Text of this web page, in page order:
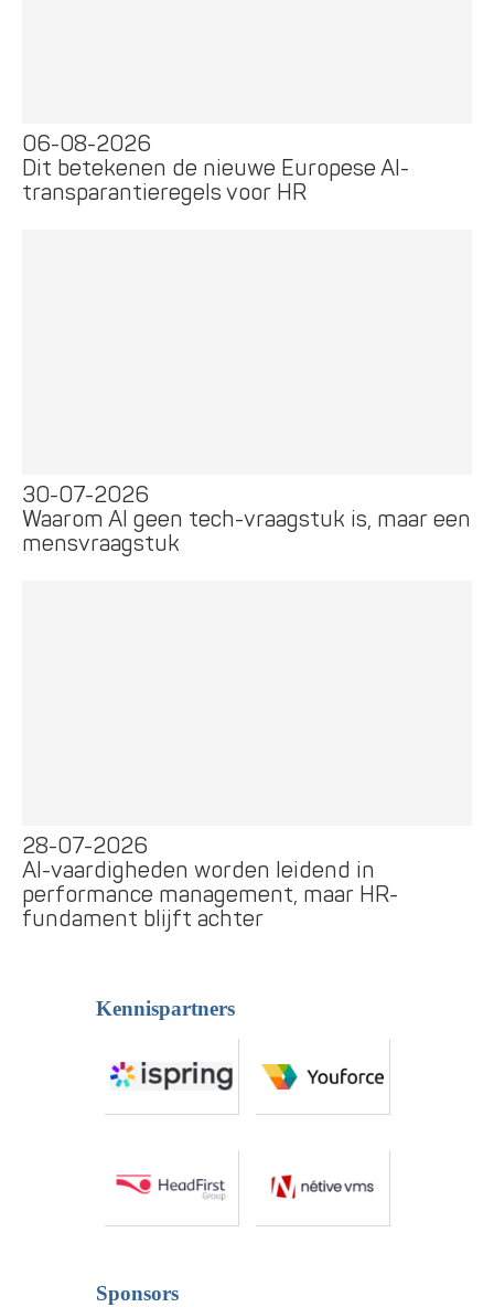
06-08-2026
Dit betekenen de nieuwe Europese AI-
transparantieregels voor HR
30-07-2026
Waarom AI geen tech-vraagstuk is, maar een
mensvraagstuk
28-07-2026
AI-vaardigheden worden leidend in
performance management, maar HR-
fundament blijft achter
Kennispartners
Sponsors